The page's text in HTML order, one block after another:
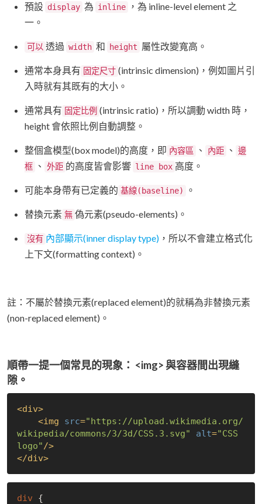
預設 display 為 inline
，為 inline-level element 之
一。
可以 透過 width 和 height 屬性改變寬高。
通常本身具有 固定尺寸 (intrinsic dimension)，例如圖片引
入時就有其既有的大小。
通常具有 固定比例 (intrinsic ratio)，所以調動 width 時，
height 會依照比例自動調整。
整個盒模型(box model)的高度，即 內容區 、 內距 、
邊
框
、 外距 的高度皆會影響 line box 高度。
可能本身帶有已定義的 基線(baseline) 。
替換元素 無 偽元素(pseudo-elements)。
沒有 內部顯示(inner display type) ，所以不會建立格式化
上下文(formatting context)。
註：不屬於替換元素(replaced element)的就稱為非替換元素
(non-replaced element)。
順帶一提一個常見的現象： <img> 與容器間出現縫
隙。
<div>
<img src="https://upload.wikimedia.org/
wikipedia/commons/3/3d/CSS.3.svg"
alt="CSS
logo"/>
</div>
div {